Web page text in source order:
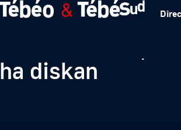
Henri Morvan,
ha diskan